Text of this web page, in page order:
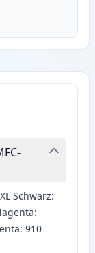
Schwarz:
910